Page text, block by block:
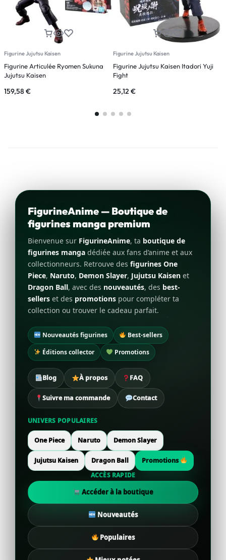
Figurine Jujutsu Kaisen
Figurine Articulée Ryomen Sukuna
Jujutsu Kaisen
159,58€
Figurine Jujutsu Kaisen
Figurine Jujutsu Kaisen Itadori Yuji
Fight
25,12 €
FigurineAnime — Boutique de
figurines manga premium
Bienvenue sur FigurineAnime, ta boutique de
figurines manga dédiée aux fans d’anime et aux
collectionneurs. Retrouve des figurines One
Piece, Naruto, Demon Slayer, Jujutsu Kaisen et
Dragon Ball, avec des nouveautés, des best-
sellers et des promotions pour compléter ta
collection ou trouver le cadeau parfait.
Nouveautés figurines
Best-sellers
Éditions collector
Promotions
Blog À propos FAQ
Suivre ma commande Contact
UNIVERS POPULAIRES
One Piece Naruto Demon Slayer
Jujutsu Kaisen Dragon Ball
Promotions
ACCÈS RAPIDE
Accéder à la boutique
Nouveautés
Populaires